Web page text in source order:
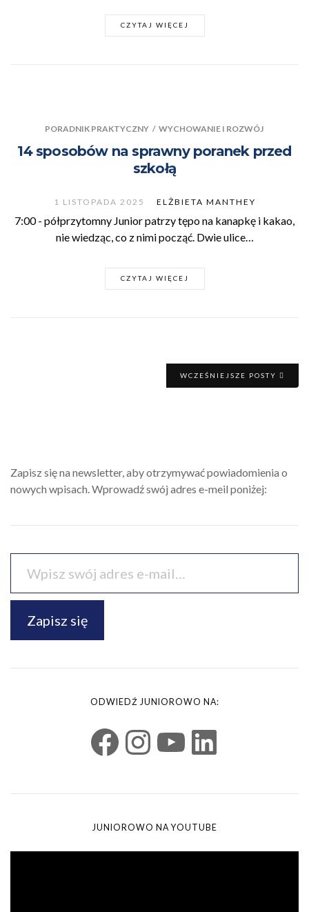
CZYTAJ WIĘCEJ
PORADNIK PRAKTYCZNY / WYCHOWANIE I ROZWÓJ
14 sposobów na sprawny poranek przed
szkołą
1 LISTOPADA 2025 ELŻBIETA MANTHEY
7:00 - półprzytomny Junior patrzy tępo na kanapkę i kakao,
nie wiedząc, co z nimi począć. Dwie ulice…
CZYTAJ WIĘCEJ
WCZEŚNIEJSZE POSTY
Zapisz się na newsletter, aby otrzymywać powiadomienia o
nowych wpisach. Wprowadź swój adres e-meil poniżej:
Zapisz się
ODWIEDŹ JUNIOROWO NA:
JUNIOROWO NA YOUTUBE